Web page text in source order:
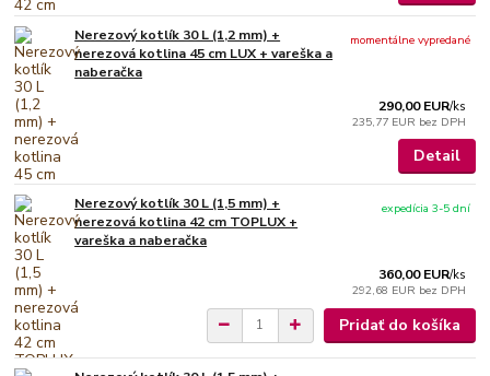
Nerezový kotlík 30 L (1,2 mm) +
nerezová kotlina 45 cm LUX + vareška a
naberačka
290,00 EUR/ks
235,77 EUR bez DPH
momentálne vypredané
Detail
Nerezový kotlík 30 L (1,5 mm) +
nerezová kotlina 42 cm TOPLUX +
vareška a naberačka
360,00 EUR/ks
292,68 EUR bez DPH
expedícia 3-5 dní
Pridať do košíka